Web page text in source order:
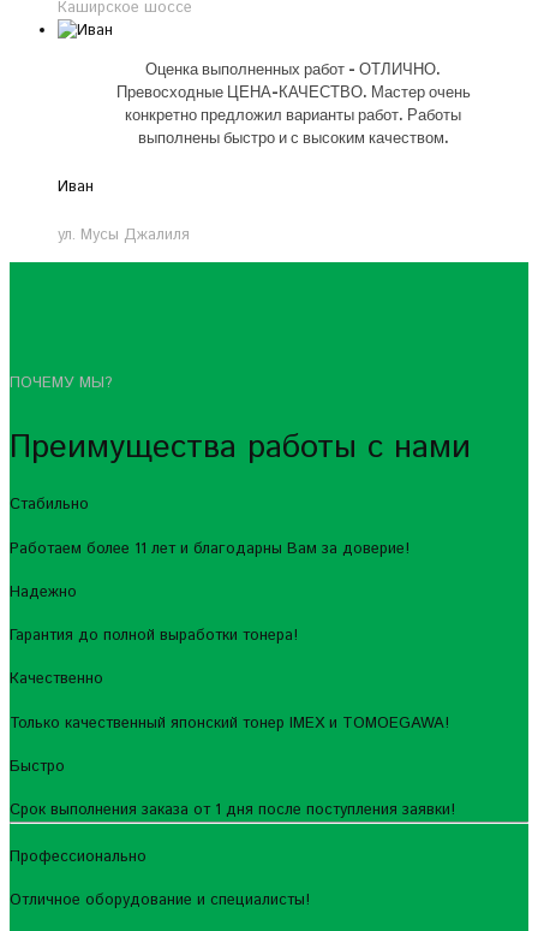
Каширское шоссе
Оценка выполненных работ - ОТЛИЧНО.
Превосходные ЦЕНА-КАЧЕСТВО. Мастер очень
конкретно предложил варианты работ. Работы
выполнены быстро и с высоким качеством.
Иван
ул. Мусы Джалиля
ПОЧЕМУ МЫ?
Преимущества работы с нами
Стабильно
Работаем более 11 лет и благодарны Вам за доверие!
Надежно
Гарантия до полной выработки тонера!
Качественно
Только качественный японский тонер IMEX и TOMOEGAWA!
Быстро
Срок выполнения заказа от 1 дня после поступления заявки!
Профессионально
Отличное оборудование и специалисты!